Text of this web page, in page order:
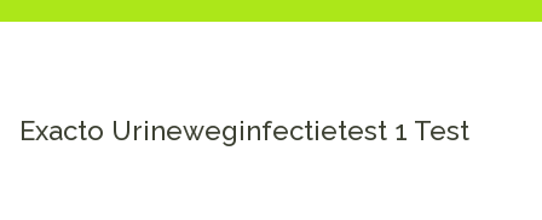
Exacto Urineweginfectietest 1 Test